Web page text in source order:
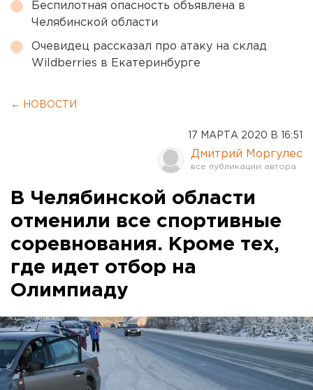
Беспилотная опасность объявлена в
Челябинской области
Очевидец рассказал про атаку на склад
Wildberries в Екатеринбурге
← НОВОСТИ
17 МАРТА 2020 В 16:51
Дмитрий Моргулес
В Челябинской области
отменили все спортивные
соревнования. Кроме тех,
где идет отбор на
Олимпиаду